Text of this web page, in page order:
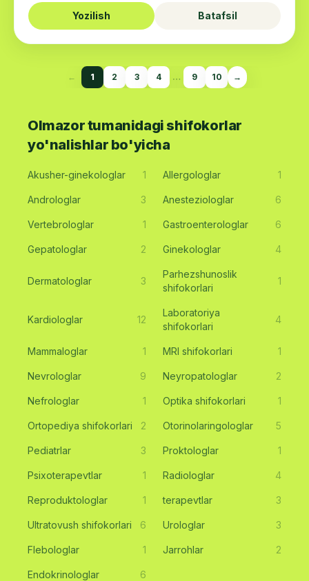
Yozilish Batafsil
← 1 2 3 4 … 9 10 →
Olmazor tumanidagi shifokorlar
yo'nalishlar bo'yicha
Akusher-ginekologlar 1 Allergologlar 1
Androloglar 3 Anesteziologlar 6
Vertebrologlar 1 Gastroenterologlar 6
Gepatologlar 2 Ginekologlar 4
Dermatologlar 3
Parhezshunoslik
shifokorlari
1
Kardiologlar 12
Laboratoriya
shifokorlari
4
Mammaloglar 1 MRI shifokorlari 1
Nevrologlar 9 Neyropatologlar 2
Nefrologlar 1 Optika shifokorlari 1
Ortopediya shifokorlari 2 Otorinolaringologlar 5
Pediatrlar 3 Proktologlar 1
Psixoterapevtlar 1 Radiologlar 4
Reproduktologlar 1 terapevtlar 3
Ultratovush shifokorlari 6 Urologlar 3
Flebologlar 1 Jarrohlar 2
Endokrinologlar 6